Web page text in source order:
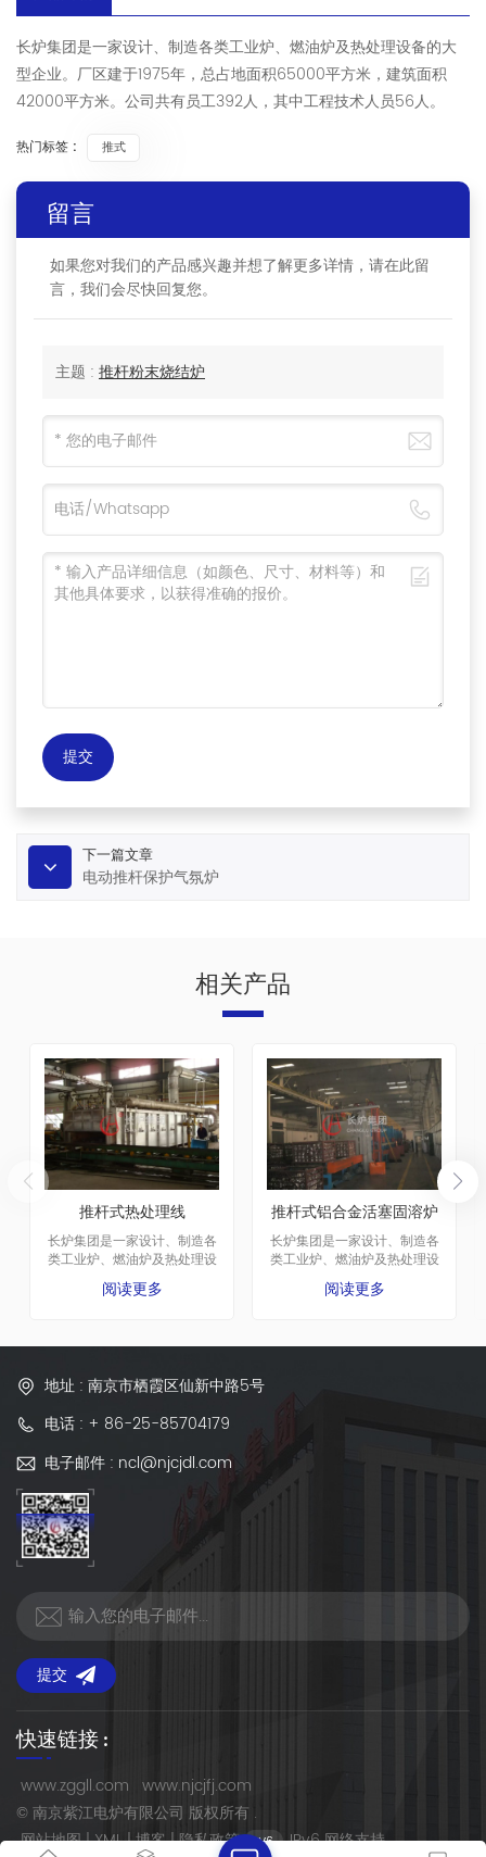
长炉集团是一家设计、制造各类工业炉、燃油炉及热处理设备的大
型企业。厂区建于1975年，总占地面积65000平方米，建筑面积
42000平方米。公司共有员工392人，其中工程技术人员56人。
热门标签 : 推式
留言
如果您对我们的产品感兴趣并想了解更多详情，请在此留
言，我们会尽快回复您。
主题 : 推杆粉末烧结炉
提交
下一篇文章
电动推杆保护气氛炉
相关产品
推杆式热处理线
长炉集团是一家设计、制造各
类工业炉、燃油炉及热处理设
备的大型企业。厂区建于1975
年，总占地面积65000平方
程技术人员56人。
阅读更多
推杆式铝合金活塞固溶炉
长炉集团是一家设计、制造各
类工业炉、燃油炉及热处理设
备的大型企业。厂区建于1975
年，总占地面积65000平方
程技术人员56人。
阅读更多
地址 : 南京市栖霞区仙新中路5号
电话 : + 86-25-85704179
电子邮件 : ncl@njcjdl.com
提交
快速链接 :
www.zggll.com www.njcjfj.com
© 南京紫江电炉有限公司 版权所有 .
网站地图|XML|博客|隐私政策 IPv6 网络支持